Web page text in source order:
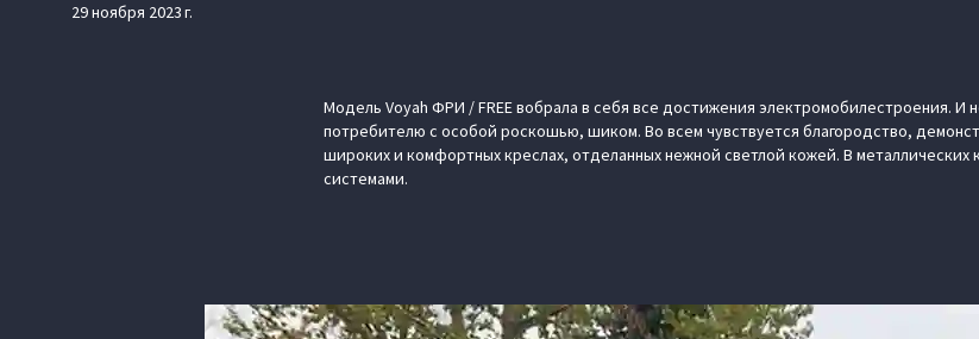
29 ноября 2023 г.
Модель Voyah ФРИ / FREE вобрала в себя все достижения электромобилестроения. И
потребителю с особой роскошью, шиком. Во всем чувствуется благородство,
широких и комфортных креслах, отделанных нежной светлой кожей. В металлических
системами.